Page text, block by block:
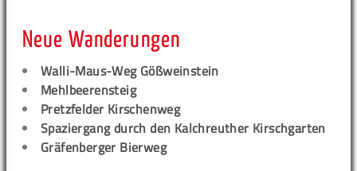
Neue Wanderungen
Walli-Maus-Weg Gößweinstein
Mehlbeerensteig
Pretzfelder Kirschenweg
Spaziergang durch den Kalchreuther Kirschgarten
Gräfenberger Bierweg